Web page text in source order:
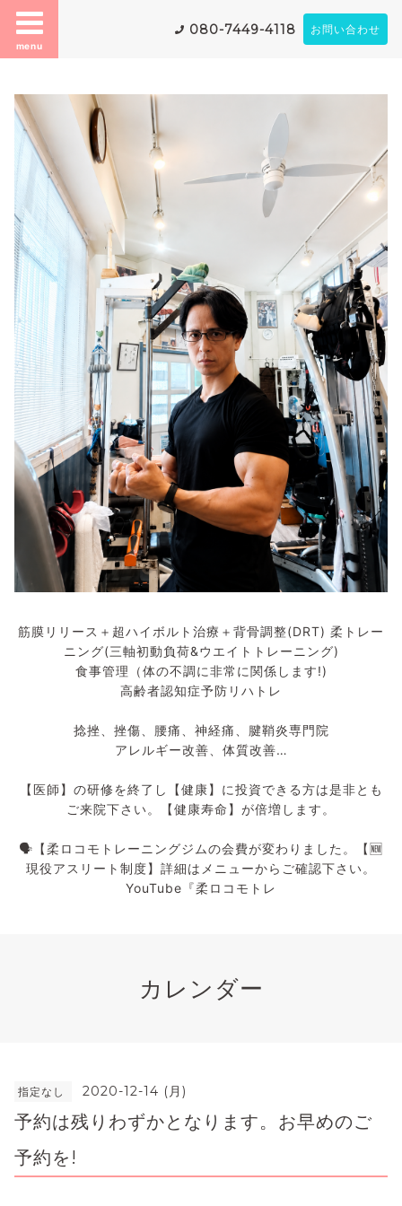
menu
080-7449-4118 お問い合わせ
筋膜リリース＋超ハイボルト治療＋背骨調整(DRT) 柔トレー
ニング(三軸初動負荷&ウエイトトレーニング)
食事管理（体の不調に非常に関係します!)
高齢者認知症予防リハトレ
捻挫、挫傷、腰痛、神経痛、腱鞘炎専門院
アレルギー改善、体質改善…
【医師】の研修を終了し【健康】に投資できる方は是非とも
ご来院下さい。【健康寿命】が倍増します。
🗣️【柔ロコモトレーニングジムの会費が変わりました。【🆕
現役アスリート制度】詳細はメニューからご確認下さい。
YouTube『柔ロコモトレ
カレンダー
指定なし 2020-12-14 (月)
予約は残りわずかとなります。お早めのご
予約を!